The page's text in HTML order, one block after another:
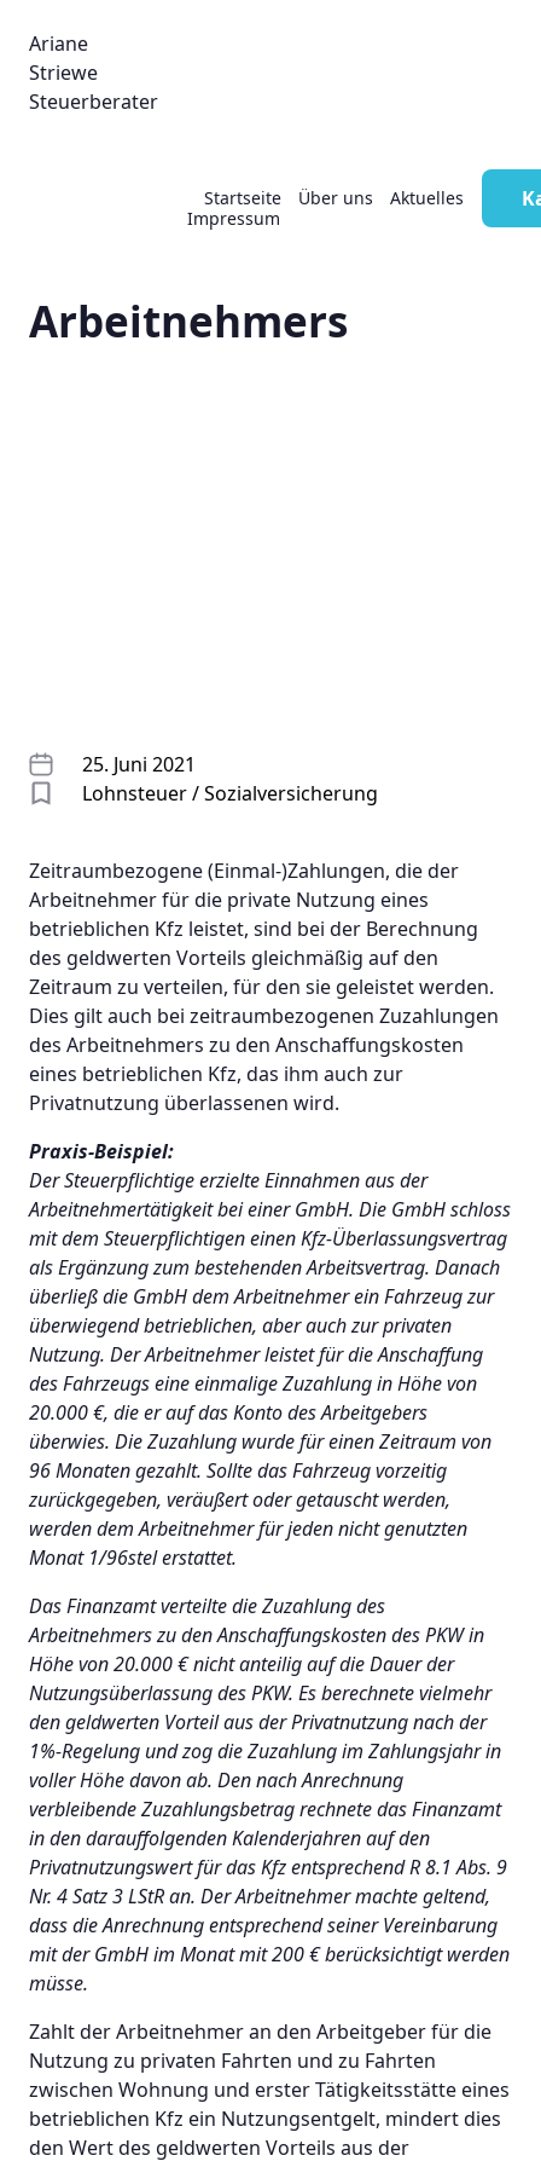
Ariane
Striewe
Steuerberater
Startseite Über uns Aktuelles
Impressum
Firmenwagen:
Arbeitnehmers
25. Juni 2021
Lohnsteuer / Sozialversicherung
Zeitraumbezogene (Einmal-)Zahlungen, die der
Arbeitnehmer für die private Nutzung eines
betrieblichen Kfz leistet, sind bei der Berechnung
des geldwerten Vorteils gleichmäßig auf den
Zeitraum zu verteilen, für den sie geleistet werden.
Dies gilt auch bei zeitraumbezogenen Zuzahlungen
des Arbeitnehmers zu den Anschaffungskosten
eines betrieblichen Kfz, das ihm auch zur
Privatnutzung überlassenen wird.
Praxis-Beispiel:
Der Steuerpflichtige erzielte Einnahmen aus der
Arbeitnehmertätigkeit bei einer GmbH. Die GmbH schloss
mit dem Steuerpflichtigen einen Kfz-Überlassungsvertrag
als Ergänzung zum bestehenden Arbeitsvertrag. Danach
überließ die GmbH dem Arbeitnehmer ein Fahrzeug zur
überwiegend betrieblichen, aber auch zur privaten
Nutzung. Der Arbeitnehmer leistet für die Anschaffung
des Fahrzeugs eine einmalige Zuzahlung in Höhe von
20.000 €, die er auf das Konto des Arbeitgebers
überwies. Die Zuzahlung wurde für einen Zeitraum von
96 Monaten gezahlt. Sollte das Fahrzeug vorzeitig
zurückgegeben, veräußert oder getauscht werden,
werden dem Arbeitnehmer für jeden nicht genutzten
Monat 1/96stel erstattet.
Das Finanzamt verteilte die Zuzahlung des
Arbeitnehmers zu den Anschaffungskosten des PKW in
Höhe von 20.000 € nicht anteilig auf die Dauer der
Nutzungsüberlassung des PKW. Es berechnete vielmehr
den geldwerten Vorteil aus der Privatnutzung nach der
1%-Regelung und zog die Zuzahlung im Zahlungsjahr in
voller Höhe davon ab. Den nach Anrechnung
verbleibende Zuzahlungsbetrag rechnete das Finanzamt
in den darauffolgenden Kalenderjahren auf den
Privatnutzungswert für das Kfz entsprechend R 8.1 Abs. 9
Nr. 4 Satz 3 LStR an. Der Arbeitnehmer machte geltend,
dass die Anrechnung entsprechend seiner Vereinbarung
mit der GmbH im Monat mit 200 € berücksichtigt werden
müsse.
Zahlt der Arbeitnehmer an den Arbeitgeber für die
Nutzung zu privaten Fahrten und zu Fahrten
zwischen Wohnung und erster Tätigkeitsstätte eines
betrieblichen Kfz ein Nutzungsentgelt, mindert dies
den Wert des geldwerten Vorteils aus der